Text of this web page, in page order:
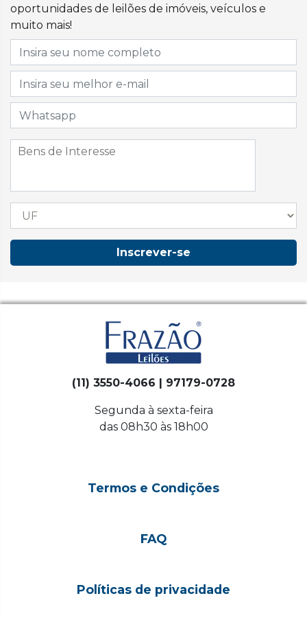
oportunidades de leilões de imóveis, veículos e
muito mais!
Inscrever-se
(11) 3550-4066 | 97179-0728
Segunda à sexta-feira
das 08h30 às 18h00
Termos e Condições
FAQ
Políticas de privacidade